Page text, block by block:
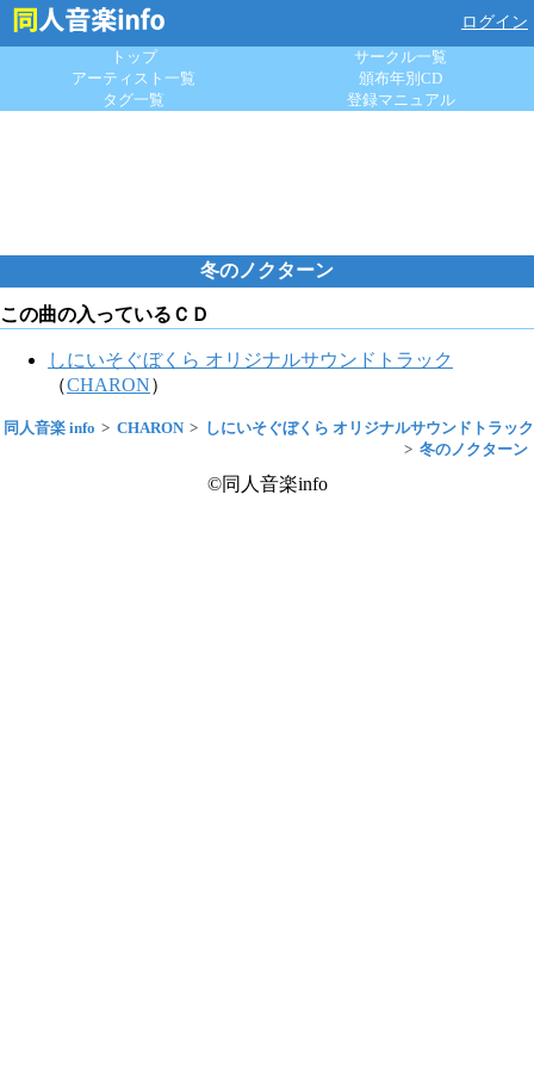
ログイン
トップ
サークル一覧
アーティスト一覧
頒布年別CD
タグ一覧
登録マニュアル
冬のノクターン
この曲の入っているＣＤ
しにいそぐぼくら オリジナルサウンドトラック
（CHARON）
同人音楽 info CHARON
しにいそぐぼくら オリジナルサウンドトラック
冬のノクターン
©同人音楽info